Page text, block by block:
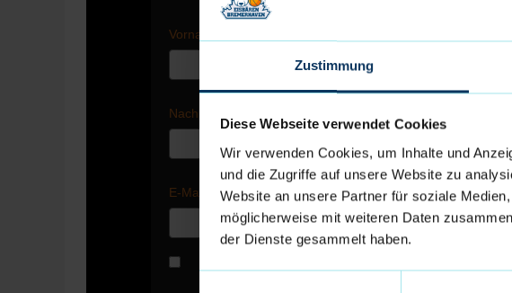
Zustimmung
Diese Webseite verwendet Cookies
Wir verwenden Cookies, um Inhalte und
und die Zugriffe auf unsere Website zu
Website an unsere Partner für soziale
möglicherweise mit weiteren Daten
der Dienste gesammelt haben.
Vorname
Nachname
E-Mail